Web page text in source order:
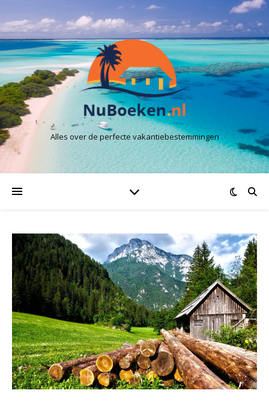
Alles over de perfecte vakantiebestemmingen